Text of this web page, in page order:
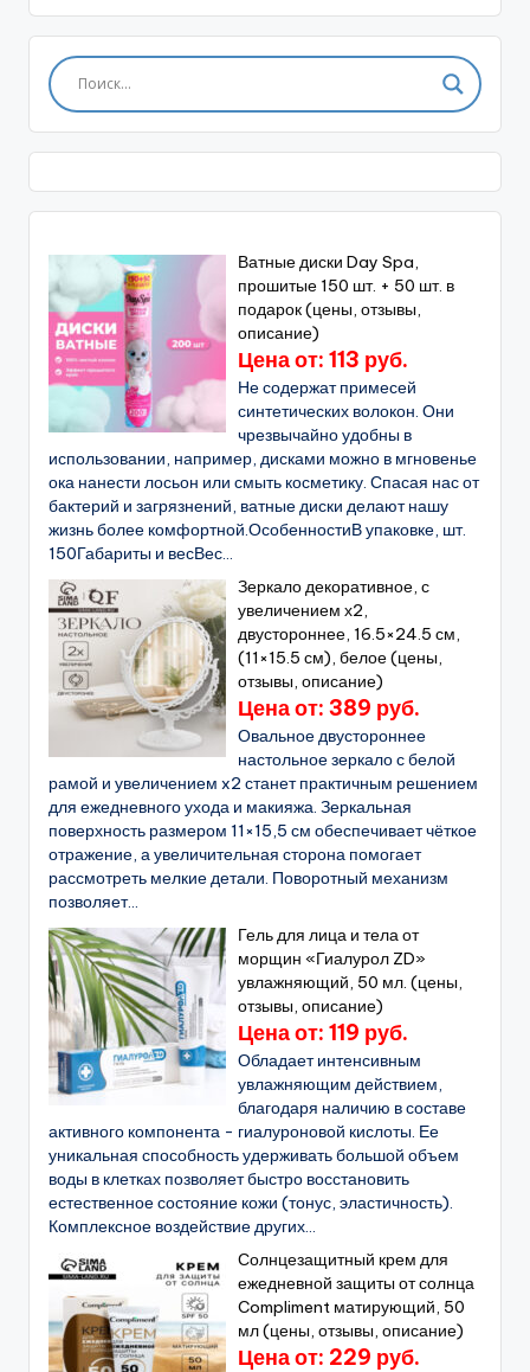
Ватные диски Day Spa,
прошитые 150 шт. + 50 шт. в
подарок (цены, отзывы,
описание)
Цена от: 113 руб.
Не содержат примесей
синтетических волокон. Они
чрезвычайно удобны в
использовании, например, дисками можно в мгновенье
ока нанести лосьон или смыть косметику. Спасая нас от
бактерий и загрязнений, ватные диски делают нашу
жизнь более комфортной.ОсобенностиВ упаковке, шт.
150Габариты и весВес...
Зеркало декоративное, с
увеличением х2,
двустороннее, 16.5×24.5 см,
(11×15.5 см), белое (цены,
отзывы, описание)
Цена от: 389 руб.
Овальное двустороннее
настольное зеркало с белой
рамой и увеличением x2 станет практичным решением
для ежедневного ухода и макияжа. Зеркальная
поверхность размером 11×15,5 см обеспечивает чёткое
отражение, а увеличительная сторона помогает
рассмотреть мелкие детали. Поворотный механизм
позволяет...
Гель для лица и тела от
морщин «Гиалурол ZD»
увлажняющий, 50 мл. (цены,
отзывы, описание)
Цена от: 119 руб.
Обладает интенсивным
увлажняющим действием,
благодаря наличию в составе
активного компонента - гиалуроновой кислоты. Ее
уникальная способность удерживать большой объем
воды в клетках позволяет быстро восстановить
естественное состояние кожи (тонус, эластичность).
Комплексное воздействие других...
Солнцезащитный крем для
ежедневной защиты от солнца
Compliment матирующий, 50
мл (цены, отзывы, описание)
Цена от: 229 руб.